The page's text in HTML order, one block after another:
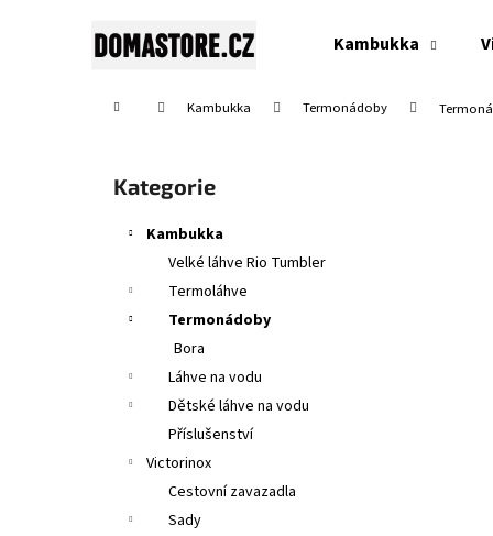
Kambukka
Domů Kambukka Termonádoby
Přeskočit
kategorie
Kategorie
Kambukka
Velké láhve Rio Tumbler
Termoláhve
Termonádoby
Bora
Láhve na vodu
Dětské láhve na vodu
Příslušenství
Victorinox
Cestovní zavazadla
Sady
Zpět
Zpět
SWISS CLASSIC, TOMATO & TABLE KNIFE,
2PCS, 11CM, WAVY, RED, BOX
379 Kč